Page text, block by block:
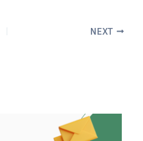
NEXT